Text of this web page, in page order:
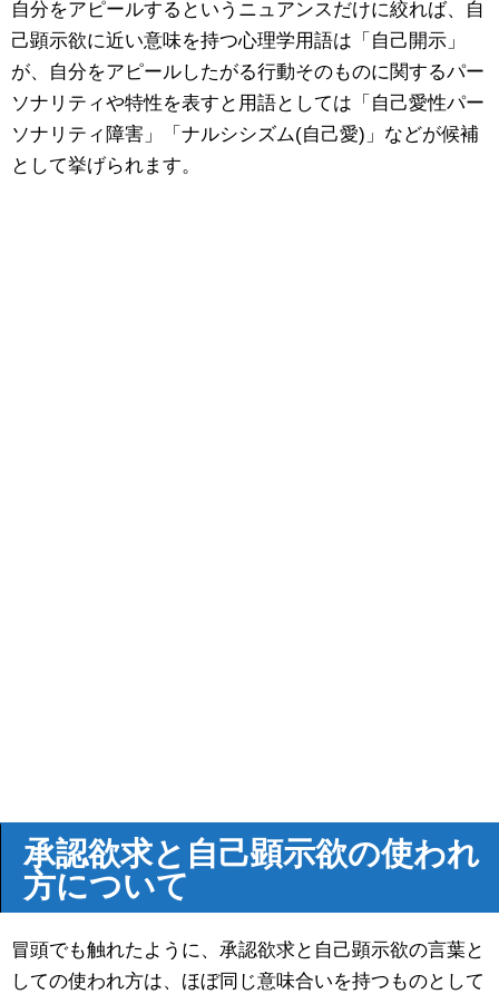
自分をアピールするというニュアンスだけに絞れば、自
己顕示欲に近い意味を持つ心理学用語は「自己開示」
が、自分をアピールしたがる行動そのものに関するパー
ソナリティや特性を表すと用語としては「自己愛性パー
ソナリティ障害」「ナルシシズム(自己愛)」などが候補
として挙げられます。
承認欲求と自己顕示欲の使われ
方について
冒頭でも触れたように、承認欲求と自己顕示欲の言葉と
しての使われ方は、ほぼ同じ意味合いを持つものとして